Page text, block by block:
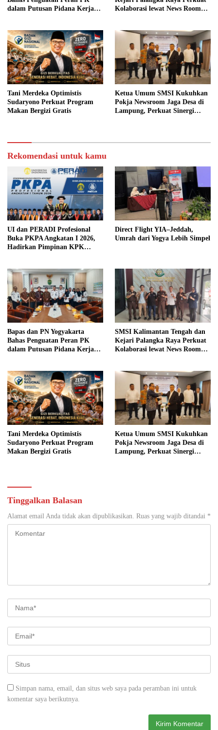
dalam Putusan Pidana Kerja
Kolaborasi lewat News Room
Tani Merdeka Optimistis
Sudaryono Perkuat Program
Makan Bergizi Gratis
Ketua Umum SMSI Kukuhkan
Pokja Newsroom Jaga Desa di
Lampung, Perkuat Sinergi
Rekomendasi untuk kamu
UI dan PERADI Profesional
Buka PKPA Angkatan I 2026,
Hadirkan Pimpinan KPK
Direct Flight YIA–Jeddah,
Umrah dari Yogya Lebih Simpel
Bapas dan PN Yogyakarta
Bahas Penguatan Peran PK
dalam Putusan Pidana Kerja
SMSI Kalimantan Tengah dan
Kejari Palangka Raya Perkuat
Kolaborasi lewat News Room
Tani Merdeka Optimistis
Sudaryono Perkuat Program
Makan Bergizi Gratis
Ketua Umum SMSI Kukuhkan
Pokja Newsroom Jaga Desa di
Lampung, Perkuat Sinergi
Tinggalkan Balasan
Alamat email Anda tidak akan dipublikasikan. Ruas yang wajib ditandai *
Simpan nama, email, dan situs web saya pada peramban ini untuk
komentar saya berikutnya.